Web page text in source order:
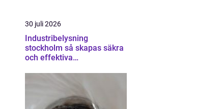
30 juli 2026
Industribelysning
stockholm så skapas säkra
och effektiva